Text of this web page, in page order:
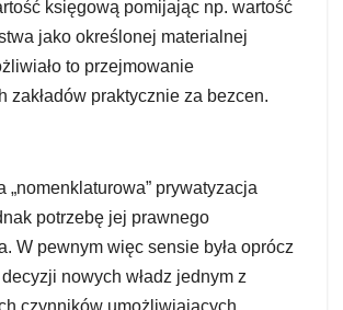
księgową pomijając np. wartość
jako określonej materialnej
to przejmowanie
zakładów praktycznie za bezcen.
„nomenklaturowa” prywatyzacja
potrzebę jej prawnego
W pewnym więc sensie była oprócz
nowych władz jednym z
czynników umożliwiających